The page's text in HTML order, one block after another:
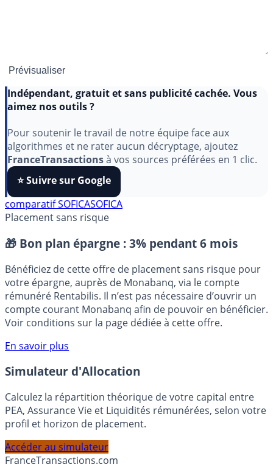
Indépendant, gratuit et sans publicité cachée. Vous
Pour soutenir le travail de notre équipe face aux
algorithmes et ne rater aucun décryptage, ajoutez
FranceTransactionsà vos sources préférées en 1 clic.
⭐️ Suivre sur Google
comparatif SOFICASOFICA
Placement sans risque
🎁 Bon plan épargne : 3% pendant 6 mois
Bénéficiez de cette offre de placement sans risque pour
votre épargne, auprès de Monabanq, via le compte
rémunéré Rentabilis. Il n’est pas nécessaire d’ouvrir un
compte courant Monabanq afin de pouvoir en bénéficier.
Voir conditions sur la page dédiée à cette offre.
En savoir plus
Simulateur d'Allocation
Calculez la répartition théorique de votre capital entre
PEA, Assurance Vie et Liquidités rémunérées, selon votre
profil et horizon de placement.
Accéder au simulateur